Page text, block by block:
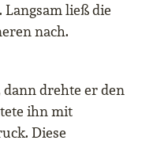
ließ die
nach.
drehte er den
ihn mit
Diese